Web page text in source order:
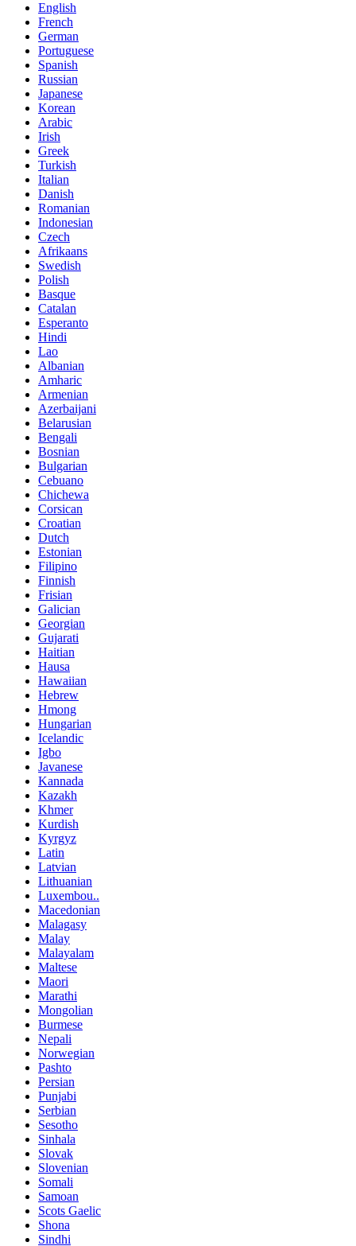
English
French
German
Portuguese
Spanish
Russian
Japanese
Korean
Arabic
Irish
Greek
Turkish
Italian
Danish
Romanian
Indonesian
Czech
Afrikaans
Swedish
Polish
Basque
Catalan
Esperanto
Hindi
Lao
Albanian
Amharic
Armenian
Azerbaijani
Belarusian
Bengali
Bosnian
Bulgarian
Cebuano
Chichewa
Corsican
Croatian
Dutch
Estonian
Filipino
Finnish
Frisian
Galician
Georgian
Gujarati
Haitian
Hausa
Hawaiian
Hebrew
Hmong
Hungarian
Icelandic
Igbo
Javanese
Kannada
Kazakh
Khmer
Kurdish
Kyrgyz
Latin
Latvian
Lithuanian
Luxembou..
Macedonian
Malagasy
Malay
Malayalam
Maltese
Maori
Marathi
Mongolian
Burmese
Nepali
Norwegian
Pashto
Persian
Punjabi
Serbian
Sesotho
Sinhala
Slovak
Slovenian
Somali
Samoan
Scots Gaelic
Shona
Sindhi